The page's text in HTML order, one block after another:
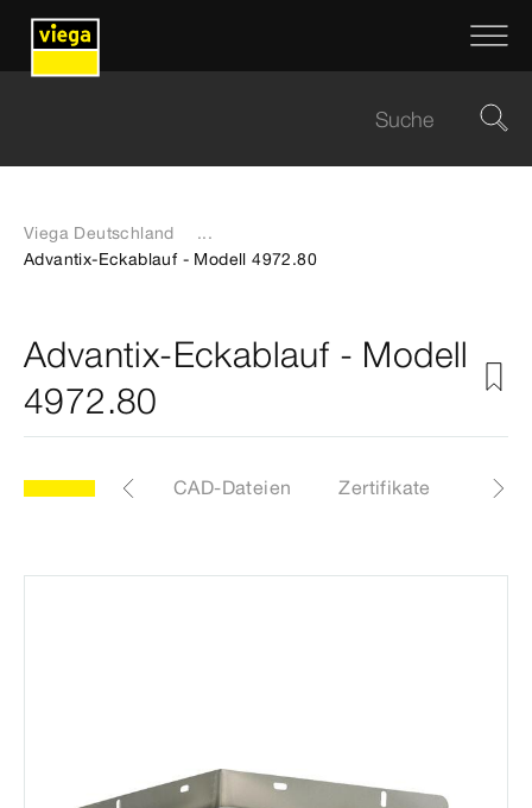
Viega Deutschland
...
Advantix-Eckablauf - Modell 4972.80
Advantix-Eckablauf - Modell
4972.80
Etiketten CAD-Dateien Zertifikate